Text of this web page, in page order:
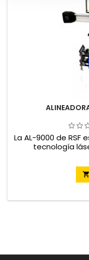
La AL-9000 de RSF
tecnología
comerciales
ángulos a
vehículo.
preciso. Minimiza
proceso de
